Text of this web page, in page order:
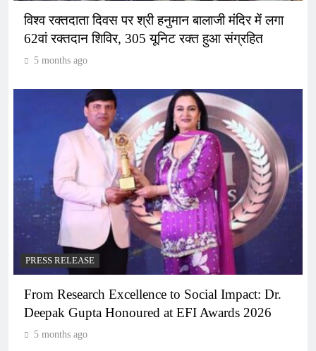
विश्व रक्तदाता दिवस पर श्री हनुमान बालाजी मंदिर में लगा
62वां रक्तदान शिविर, 305 यूनिट रक्त हुआ संग्रहित
5 months ago
PRESS RELEASE
From Research Excellence to Social Impact: Dr.
Deepak Gupta Honoured at EFI Awards 2026
5 months ago